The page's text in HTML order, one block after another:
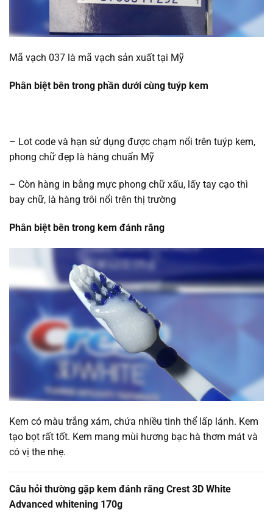
Mã vạch 037 là mã vạch sản xuất tại Mỹ
Phân biệt bên trong phần dưới cùng tuýp kem
– Lot code và hạn sử dụng được chạm nổi trên tuýp kem,
phong chữ đẹp là hàng chuẩn Mỹ
– Còn hàng in bằng mực phong chữ xấu, lấy tay cạo thì
bay chữ, là hàng trôi nổi trên thị trường
Phân biệt bên trong kem đánh răng
Kem có màu trắng xám, chứa nhiều tinh thể lấp lánh. Kem
tạo bọt rất tốt. Kem mang mùi hương bạc hà thơm mát và
có vị the nhẹ.
Câu hỏi thường gặp kem đánh răng Crest 3D White
Advanced whitening 170g